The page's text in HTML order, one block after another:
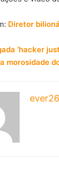
Diretor
‘hacker
morosidade
ever26